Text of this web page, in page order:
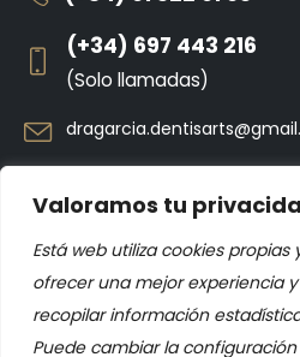
Valoramos tu
Está web utiliza cookies
ofrecer una mejor experiencia
recopilar información
Puede cambiar la
(+34) 697 443 216
(Solo llamadas)
Lunes : 9 - 18:30h
Martes: 9 - 15h
Jueves: 10 - 20:30h
Viernes: 9 - 15h